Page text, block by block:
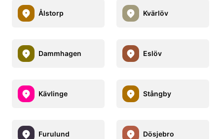
Ålstorp Kvärlöv
Dammhagen Eslöv
Kävlinge Stångby
Furulund Dösjebro